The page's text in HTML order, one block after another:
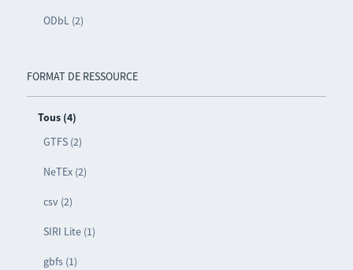
ODbL (2)
FORMAT DE RESSOURCE
Tous (4)
GTFS (2)
NeTEx (2)
csv (2)
SIRI Lite (1)
gbfs (1)